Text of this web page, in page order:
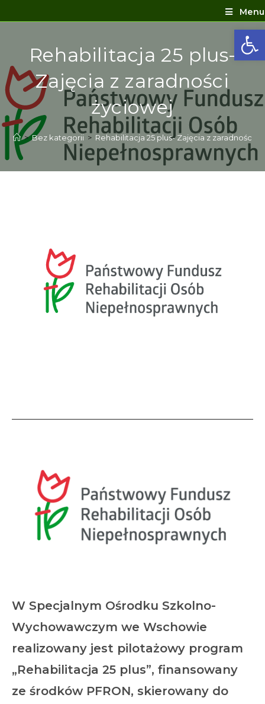
Menu
Rehabilitacja 25 plus-
Zajęcia z zaradności
życiowej
> Bez kategorii > Rehabilitacja 25 plus- Zajęcia z zaradności
W Specjalnym Ośrodku Szkolno-
Wychowawczym we Wschowie
realizowany jest pilotażowy program
„Rehabilitacja 25 plus”, finansowany
ze środków PFRON, skierowany do